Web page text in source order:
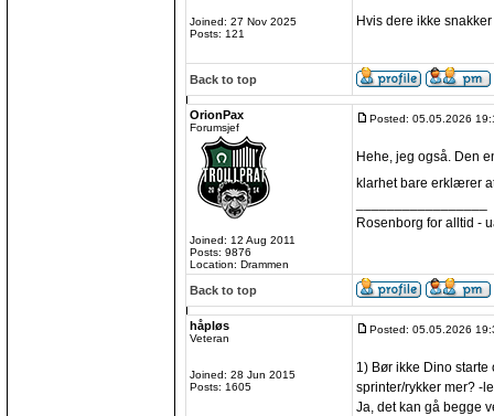
Joined: 27 Nov 2025
Posts: 121
Hvis dere ikke
Back to top
OrionPax
Forumsjef
Joined: 12 Aug 2011
Posts: 9876
Location: Drammen
Posted: 05.05.2026
Hehe, jeg også. Den
klarhet bare erklærer
Rosenborg for alltid -
Back to top
håpløs
Veteran
Joined: 28 Jun 2015
Posts: 1605
Posted: 05.05.2026
1) Bør ikke Dino
sprinter/rykker mer? -
Ja, det kan gå begge